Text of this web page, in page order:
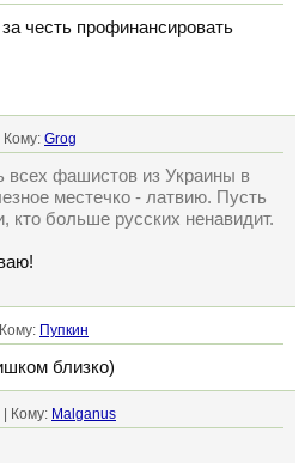
честь профинансировать
Кому: Grog
фашистов из Украины в
местечко - латвию. Пусть
больше русских ненавидит.
Пупкин
близко)
| Кому: Malganus